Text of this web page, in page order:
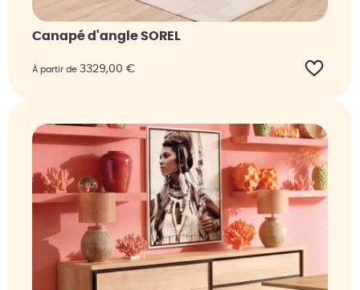
Canapé d'angle SOREL
À partir de 3329,00 €